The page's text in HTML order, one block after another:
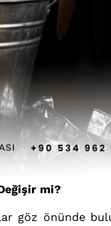
mi?
göz önünde